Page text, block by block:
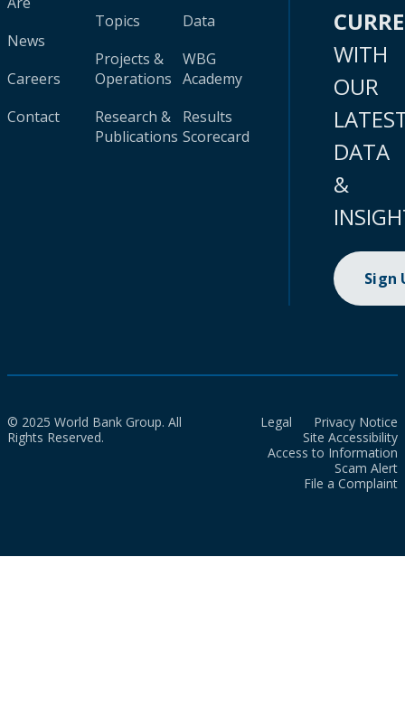
News
Careers
Contact
Topics
Projects &
Operations
Research &
Publications
Data
WBG
Academy
Results
Scorecard
WITH
OUR
DATA
&
Sign
© 2025 World Bank Group. All
Rights Reserved.
Legal
Privacy Notice
Site Accessibility
Access to Information
Scam Alert
File a Complaint